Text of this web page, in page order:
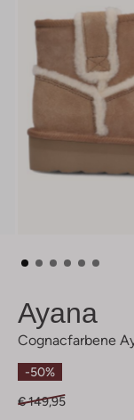
Ayana
Cognacfarbene
-50%
€ 149,95